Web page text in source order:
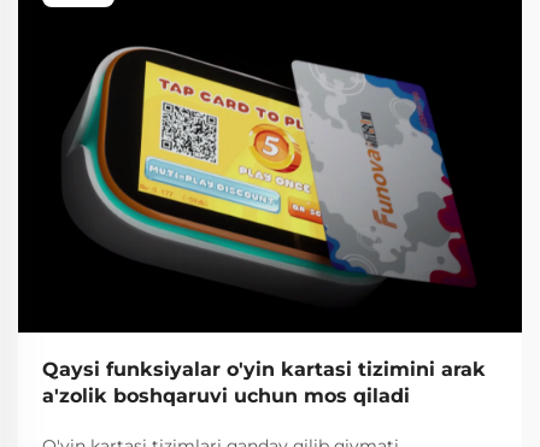
Qaysi funksiyalar o'yin kartasi tizimini arak
a'zolik boshqaruvi uchun mos qiladi